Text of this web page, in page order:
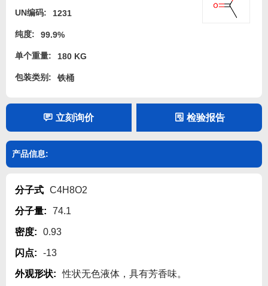
UN编码: 1231
纯度: 99.9%
单个重量: 180 KG
包装类别: 铁桶
立刻询价 检验报告
产品信息:
分子式 C4H8O2
分子量: 74.1
密度: 0.93
闪点: -13
外观形状: 性状无色液体，具有芳香味。